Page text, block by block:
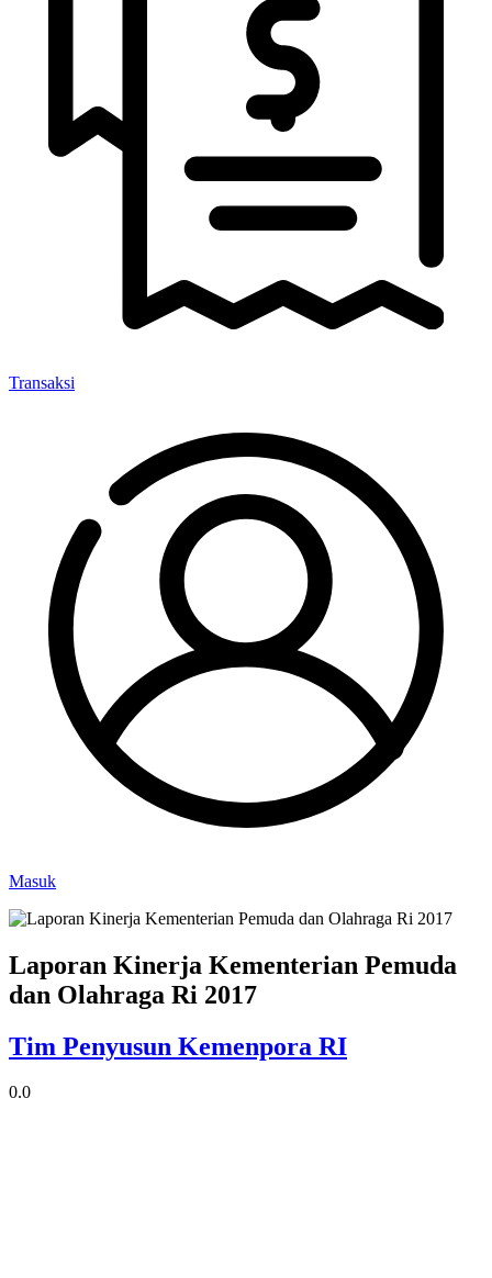
Transaksi
Masuk
Laporan Kinerja Kementerian Pemuda
dan Olahraga Ri 2017
Tim Penyusun Kemenpora RI
0.0